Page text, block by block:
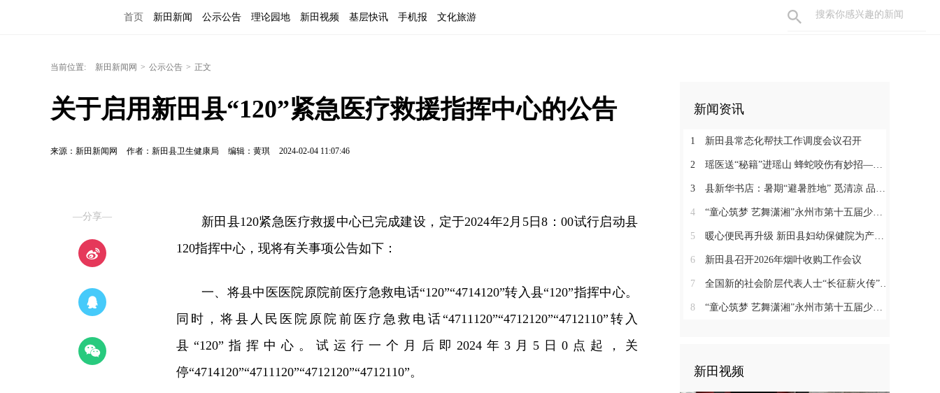
首页 新田新闻 公示公告 理论园地 新田视频 基层快讯 手机报 文化旅游
当前位置: 新田新闻网 > 公示公告 > 正文
关于启用新田县“120”紧急医疗救援指挥中心的公告
来源：新田新闻网 作者：新田县卫生健康局 编辑：黄琪 2024-02-04 11:07:46
—分享—
新田县120紧急医疗救援中心已完成建设，定于2024年2月5日8：00试行启动县
120指挥中心，现将有关事项公告如下：
一、将县中医医院原院前医疗急救电话“120”“4714120”转入县“120”指挥中心。
同时，将县人民医院原院前医疗急救电话“4711120”“4712120”“4712110”转入
县“120”指挥中心。试运行一个月后即2024年3月5日0点起，关
停“4714120”“4711120”“4712120”“4712110”。
新闻资讯
1 新田县常态化帮扶工作调度会议召开
2 瑶医送“秘籍”进瑶山 蜂蛇咬伤有妙招——新田县起头岭村这场养生讲座接地气又实用
3 县新华书店：暑期“避暑胜地” 觅清凉 品书香
4 “童心筑梦 艺舞潇湘”永州市第十五届少儿音乐舞蹈大赛决赛在新田圆满落幕
5 暖心便民再升级 新田县妇幼保健院为产检孕妇提供免费早餐
6 新田县召开2026年烟叶收购工作会议
7 全国新的社会阶层代表人士“长征薪火传”来新宣介
8 “童心筑梦 艺舞潇湘”永州市第十五届少儿音乐舞蹈大赛新田县选拔赛正式开赛
新田视频